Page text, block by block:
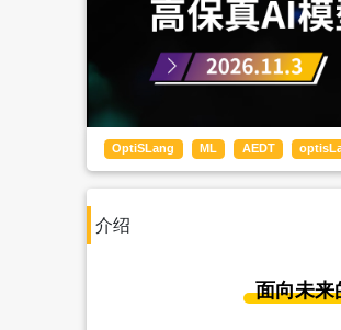
OptiSLang ML AEDT
介绍
面向未